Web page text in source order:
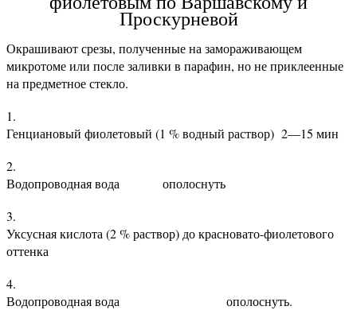
Проскурневой
Окрашивают срезы, полученные на замораживающем
микротоме или после заливки в парафин, но не приклеенные
на предметное стекло.
Генциановый фиолетовый (1 % водный раствор) 2—15 мин
Водопроводная вода ополоснуть
Уксусная кислота (2 % раствор) до красновато-фиолетового
оттенка
Водопроводная вода ополоснуть.